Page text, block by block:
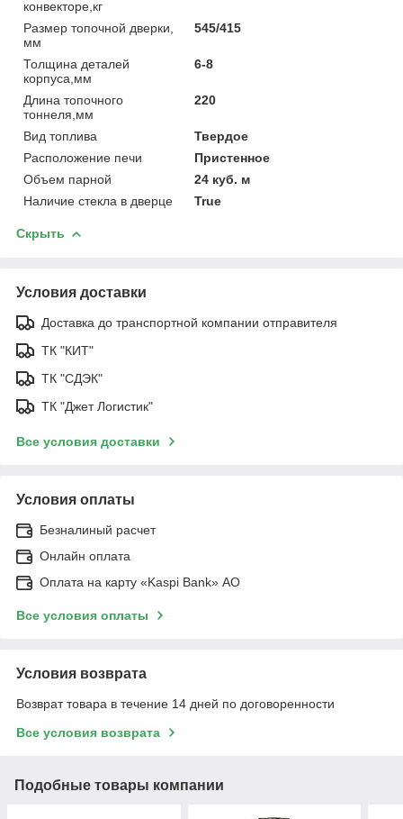
конвекторе,кг
Размер топочной дверки,
мм
545/415
Толщина деталей
корпуса,мм
6-8
Длина топочного
тоннеля,мм
220
Вид топлива
Твердое
Расположение печи
Пристенное
Объем парной
24 куб. м
Наличие стекла в дверце
True
Скрыть
Условия доставки
Доставка до транспортной компании отправителя
ТК "КИТ"
ТК "СДЭК"
ТК "Джет Логистик"
Все условия доставки
Условия оплаты
Безналиный расчет
Онлайн оплата
Оплата на карту «Kaspi Bank» АО
Все условия оплаты
Условия возврата
Возврат товара в течение 14 дней по договоренности
Все условия возврата
Подобные товары компании